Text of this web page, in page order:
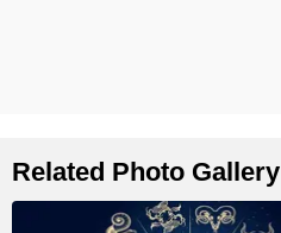
Related Photo Gallery